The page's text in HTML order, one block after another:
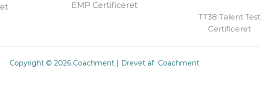
EMP Certificeret
TT38 Talent Test
Certificeret
Copyright © 2026 Coachment | Drevet af Coachment